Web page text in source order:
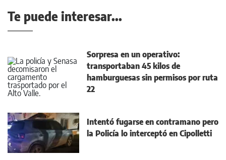
Te puede interesar...
Sorpresa en un operativo:
transportaban 45 kilos de
hamburguesas sin permisos por ruta
22
Intentó fugarse en contramano pero
la Policía lo interceptó en Cipolletti